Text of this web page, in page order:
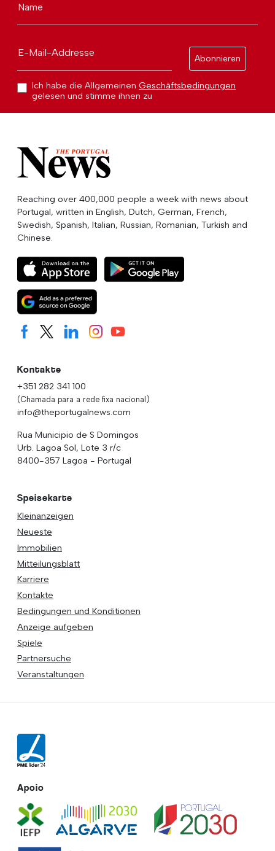
Name
E-Mail-Addresse
Abonnieren
Ich habe die Allgemeinen Geschäftsbedingungen
gelesen und stimme ihnen zu
Reaching over 400,000 people a week with news about
Portugal, written in English, Dutch, German, French,
Swedish, Spanish, Italian, Russian, Romanian, Turkish and
Chinese.
Kontakte
+351 282 341 100
(Chamada para a rede fixa nacional)
info@theportugalnews.com
Rua Municipio de S Domingos
Urb. Lagoa Sol, Lote 3 r/c
8400-357 Lagoa - Portugal
Speisekarte
Kleinanzeigen
Neueste
Immobilien
Mitteilungsblatt
Karriere
Kontakte
Bedingungen und Konditionen
Anzeige aufgeben
Spiele
Partnersuche
Veranstaltungen
Apoio